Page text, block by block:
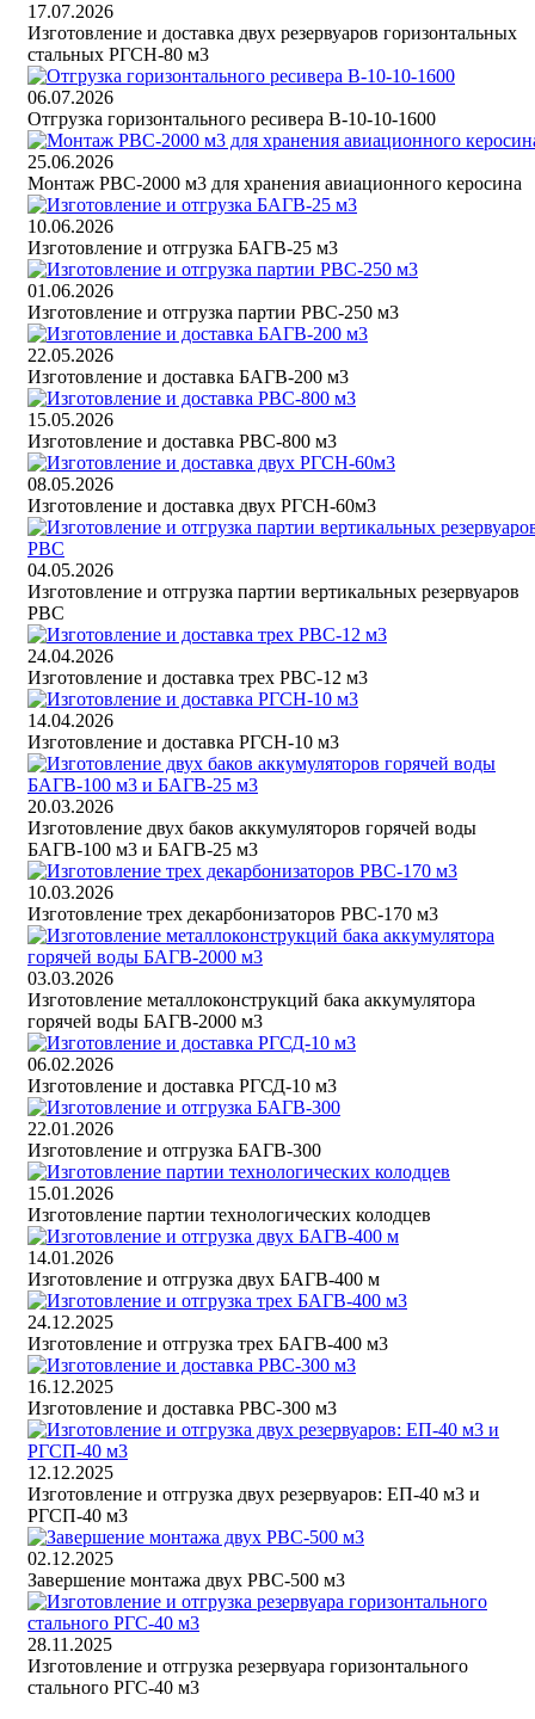
17.07.2026
Изготовление и доставка двух резервуаров горизонтальных
стальных РГСН-80 м3
06.07.2026
Отгрузка горизонтального ресивера В-10-10-1600
25.06.2026
Монтаж РВС-2000 м3 для хранения авиационного керосина
10.06.2026
Изготовление и отгрузка БАГВ-25 м3
01.06.2026
Изготовление и отгрузка партии РВС-250 м3
22.05.2026
Изготовление и доставка БАГВ-200 м3
15.05.2026
Изготовление и доставка РВС-800 м3
08.05.2026
Изготовление и доставка двух РГСН-60м3
04.05.2026
Изготовление и отгрузка партии вертикальных резервуаров
РВС
24.04.2026
Изготовление и доставка трех РВС-12 м3
14.04.2026
Изготовление и доставка РГСН-10 м3
20.03.2026
Изготовление двух баков аккумуляторов горячей воды
БАГВ-100 м3 и БАГВ-25 м3
10.03.2026
Изготовление трех декарбонизаторов РВС-170 м3
03.03.2026
Изготовление металлоконструкций бака аккумулятора
горячей воды БАГВ-2000 м3
06.02.2026
Изготовление и доставка РГСД-10 м3
22.01.2026
Изготовление и отгрузка БАГВ-300
15.01.2026
Изготовление партии технологических колодцев
14.01.2026
Изготовление и отгрузка двух БАГВ-400 м
24.12.2025
Изготовление и отгрузка трех БАГВ-400 м3
16.12.2025
Изготовление и доставка РВС-300 м3
12.12.2025
Изготовление и отгрузка двух резервуаров: ЕП-40 м3 и
РГСП-40 м3
02.12.2025
Завершение монтажа двух РВС-500 м3
28.11.2025
Изготовление и отгрузка резервуара горизонтального
стального РГС-40 м3